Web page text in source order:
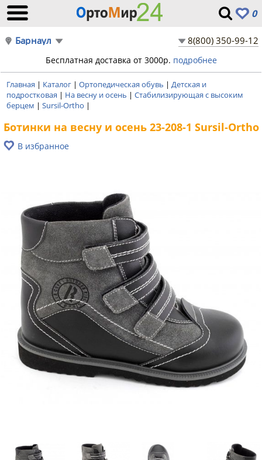
0
Барнаул 8(800) 350-99-12
Бесплатная доставка от 3000р. подробнее
Главная | Каталог | Ортопедическая обувь | Детская и
подростковая | На весну и осень | Стабилизирующая с высоким
берцем | Sursil-Ortho |
Ботинки на весну и осень 23-208-1 Sursil-Ortho
В избранное